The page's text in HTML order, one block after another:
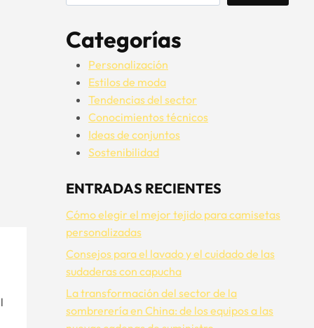
Categorías
Personalización
Estilos de moda
Tendencias del sector
Conocimientos técnicos
Ideas de conjuntos
Sostenibilidad
ENTRADAS RECIENTES
Cómo elegir el mejor tejido para camisetas
personalizadas
Consejos para el lavado y el cuidado de las
sudaderas con capucha
La transformación del sector de la
sombrerería en China: de los equipos a las